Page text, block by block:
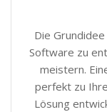
Die
Software zu
meistern.
perfekt zu
Lösung